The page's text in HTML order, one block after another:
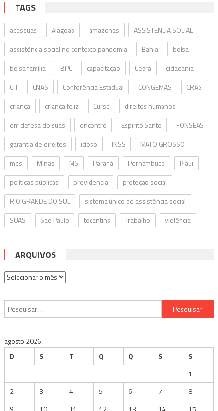
TAGS
acessuas Alagoas amazonas
ASSISTÊNCIA SOCIAL
assistência social no contexto pandemia
Bahia
bolsa
bolsa família
BPC capacitação Ceará
cidadania
CIT
CNAS Conferência Estadual CONGEMAS
CRAS
criança
criança feliz Curso
direitos humanos
em defesa do suas
encontro Espirito Santo
FONSEAS
garantia de direitos
idoso INSS
MATO GROSSO
mds
Minas MS Paraná Pernambuco
Piaui
políticas públicas
previdencia
proteção social
RIO GRANDE DO SUL
sistema único de assistência social
SUAS
São Paulo tocantins Trabalho violência
ARQUIVOS
Arquivos
Pesquisar
por:
agosto 2026
D
S T Q Q S
S
1
2
3 4 5 6 7
8
9
10 11 12 13 14 15